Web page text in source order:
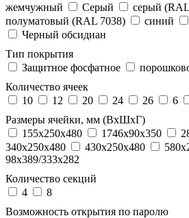
жемчужный
Серый серый
полуматовый (RAL 7038)
синий
Черный обсидиан
Тип покрытия
Защитное фосфатное
Количество ячеек
10
12 20 24 26 6
Размеры ячейки, мм (ВхШхГ)
155x250x480
1746x90x350
340x250x480
430x250x480
98x389/333x282
Количество секций
4
8
Возможность открытия по паролю